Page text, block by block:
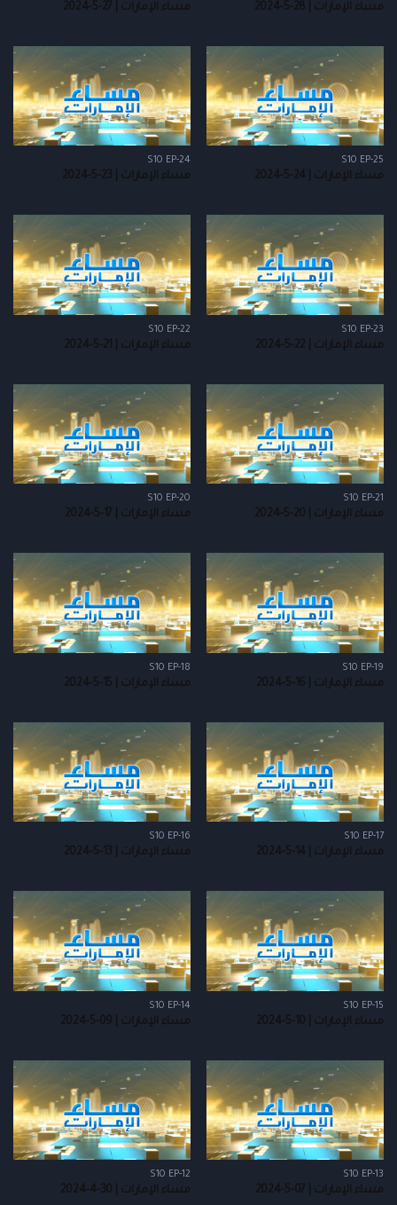
مساء الإمارات | 28-5-2024 مساء الإمارات | 27-5-2024
S10 EP-25
مساء الإمارات | 24-5-2024
S10 EP-24
مساء الإمارات | 23-5-2024
S10 EP-23
مساء الإمارات | 22-5-2024
S10 EP-22
مساء الإمارات | 21-5-2024
S10 EP-21
مساء الإمارات | 20-5-2024
S10 EP-20
مساء الإمارات | 17-5-2024
S10 EP-19
مساء الإمارات | 16-5-2024
S10 EP-18
مساء الإمارات | 15-5-2024
S10 EP-17
مساء الإمارات | 14-5-2024
S10 EP-16
مساء الإمارات | 13-5-2024
S10 EP-15
مساء الإمارات | 10-5-2024
S10 EP-14
مساء الإمارات | 09-5-2024
S10 EP-13
مساء الإمارات | 07-5-2024
S10 EP-12
مساء الإمارات | 30-4-2024